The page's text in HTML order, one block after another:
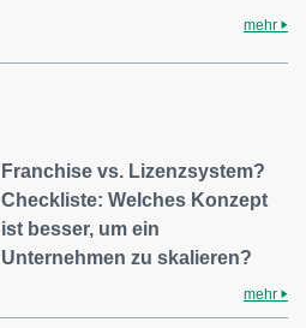
mehr
Franchise vs. Lizenzsystem?
Checkliste: Welches Konzept
ist besser, um ein
Unternehmen zu skalieren?
mehr